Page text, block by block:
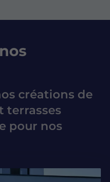
créations de
terrasses
pour nos